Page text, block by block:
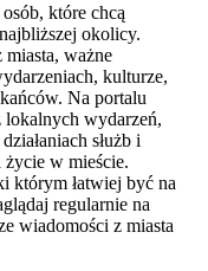
które chcą
okolicy.
ważne
kulturze,
Na portalu
lokalnych wydarzeń,
służb i
życie w mieście.
którym łatwiej być na
regularnie na
wiadomości z miasta